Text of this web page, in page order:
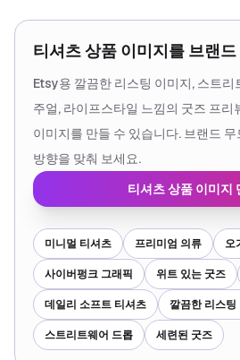
티셔츠 상품 이미지를 브랜
Etsy용 깔끔한 리스팅 이미지, 스트리
주얼, 라이프스타일 느낌의 굿즈 프리
이미지를 만들 수 있습니다. 브랜드
방향을 맞춰 보세요.
티셔츠 상품 이미지
미니멀 티셔츠 프리미엄 의류 오
사이버펑크 그래픽 위트 있는 굿즈
데일리 소프트 티셔츠 깔끔한 리스팅
스트리트웨어 드롭 세련된 굿즈